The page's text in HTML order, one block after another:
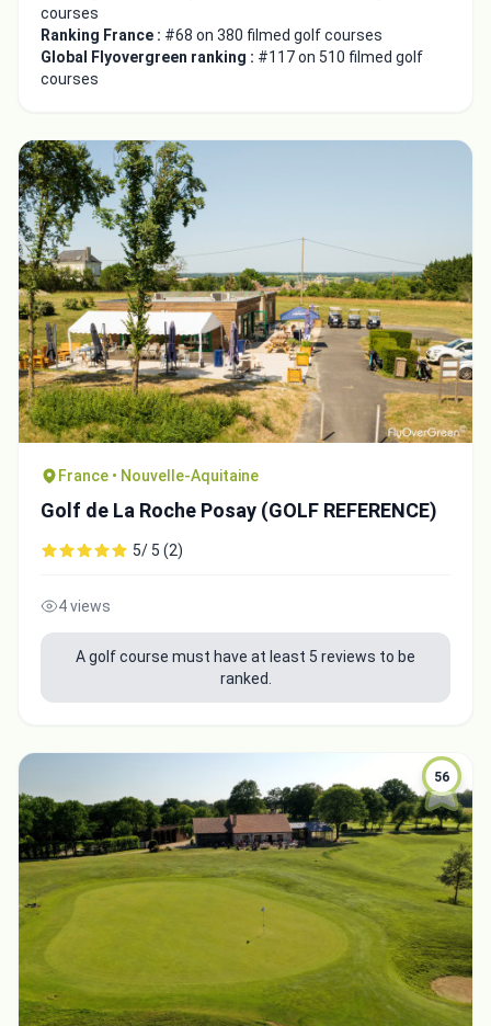
courses
Ranking France : #68 on 380 filmed golf courses
Global Flyovergreen ranking : #117 on 510 filmed golf
courses
France • Nouvelle-Aquitaine
Golf de La Roche Posay (GOLF REFERENCE)
5/ 5 (2)
4 views
A golf course must have at least 5 reviews to be
ranked.
56
Integrate video
Copy to Clipboard